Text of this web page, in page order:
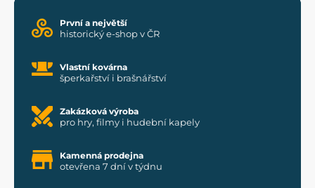
První a největší
historický e-shop v ČR
Vlastní kovárna
šperkařství i brašnářství
Zakázková výroba
pro hry, filmy i hudební kapely
Kamenná prodejna
otevřena 7 dní v týdnu